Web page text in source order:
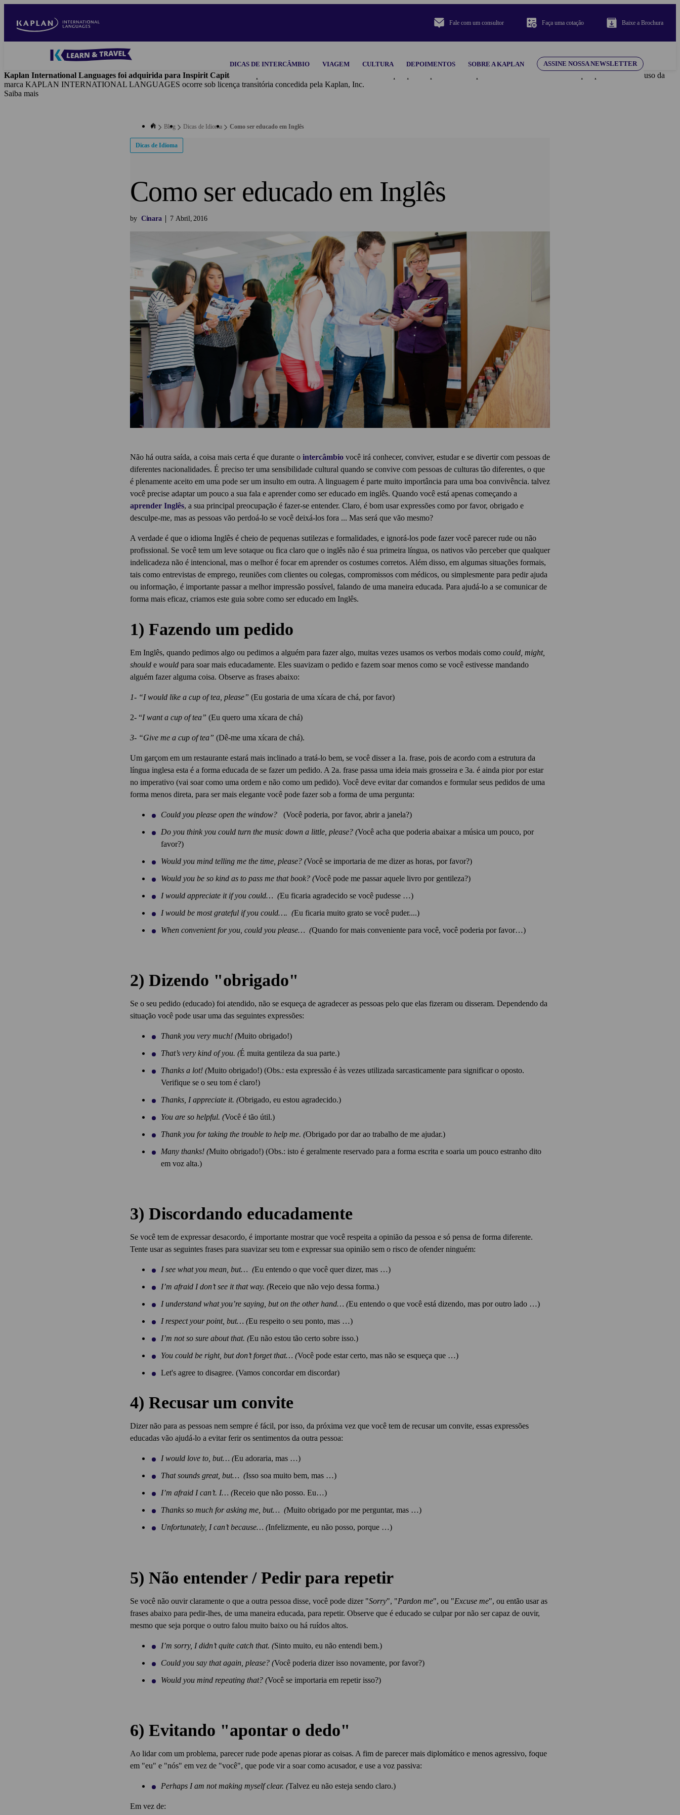
main
Fale com um consultor Faça uma cotação Baixe a Brochura
Blog
Main
navigation
DICAS DE INTERCÂMBIO VIAGEM CULTURA DEPOIMENTOS SOBRE A KAPLAN ASSINE NOSSA NEWSLETTER
Kaplan International Languages foi adquirida para Inspirit Capital.
A Kaplan Inc. e suas subsidiárias isentam-se de qualquer responsabilidade por todo o conteúdo e material aqui apresentados. O uso da
marca KAPLAN INTERNATIONAL LANGUAGES ocorre sob licença transitória concedida pela Kaplan, Inc.
Saiba mais
Blog Dicas de Idioma Como ser educado em Inglês
Dicas de Idioma
Como ser educado em Inglês
by Cinara 7 Abril 2016
Não há outra saída, a coisa mais certa é que durante o intercâmbio você irá conhecer, conviver, estudar e se divertir com pessoas de
diferentes nacionalidades. É preciso ter uma sensibilidade cultural quando se convive com pessoas de culturas tão diferentes, o que
é plenamente aceito em uma pode ser um insulto em outra. A linguagem é parte muito importância para uma boa convivência. talvez
você precise adaptar um pouco a sua fala e aprender como ser educado em inglês. Quando você está apenas começando a
aprender Inglês, a sua principal preocupação é fazer-se entender. Claro, é bom usar expressões como por favor, obrigado e
desculpe-me, mas as pessoas vão perdoá-lo se você deixá-los fora ... Mas será que vão mesmo?
A verdade é que o idioma Inglês é cheio de pequenas sutilezas e formalidades, e ignorá-los pode fazer você parecer rude ou não
profissional. Se você tem um leve sotaque ou fica claro que o inglês não é sua primeira língua, os nativos vão perceber que qualquer
indelicadeza não é intencional, mas o melhor é focar em aprender os costumes corretos. Além disso, em algumas situações formais,
tais como entrevistas de emprego, reuniões com clientes ou colegas, compromissos com médicos, ou simplesmente para pedir ajuda
ou informação, é importante passar a melhor impressão possível, falando de uma maneira educada. Para ajudá-lo a se comunicar de
forma mais eficaz, criamos este guia sobre como ser educado em Inglês.
1) Fazendo um pedido
Em Inglês, quando pedimos algo ou pedimos a alguém para fazer algo, muitas vezes usamos os verbos modais como could, might,
should e would para soar mais educadamente. Eles suavizam o pedido e fazem soar menos como se você estivesse mandando
alguém fazer alguma coisa. Observe as frases abaixo:
1- “I would like a cup of tea, please” (Eu gostaria de uma xícara de chá, por favor)
2- “I want a cup of tea” (Eu quero uma xícara de chá)
3- “Give me a cup of tea” (Dê-me uma xícara de chá).
Um garçom em um restaurante estará mais inclinado a tratá-lo bem, se você disser a 1a. frase, pois de acordo com a estrutura da
língua inglesa esta é a forma educada de se fazer um pedido. A 2a. frase passa uma ideia mais grosseira e 3a. é ainda pior por estar
no imperativo (vai soar como uma ordem e não como um pedido). Você deve evitar dar comandos e formular seus pedidos de uma
forma menos direta, para ser mais elegante você pode fazer sob a forma de uma pergunta:
Could you please open the window? (Você poderia, por favor, abrir a janela?)
Do you think you could turn the music down a little, please? (Você acha que poderia abaixar a música um pouco, por
favor?)
Would you mind telling me the time, please? (Você se importaria de me dizer as horas, por favor?)
Would you be so kind as to pass me that book? (Você pode me passar aquele livro por gentileza?)
I would appreciate it if you could… (Eu ficaria agradecido se você pudesse …)
I would be most grateful if you could…. (Eu ficaria muito grato se você puder....)
When convenient for you, could you please… (Quando for mais conveniente para você, você poderia por favor…)
2) Dizendo "obrigado"
Se o seu pedido (educado) foi atendido, não se esqueça de agradecer as pessoas pelo que elas fizeram ou disseram. Dependendo da
situação você pode usar uma das seguintes expressões:
Thank you very much! (Muito obrigado!)
That’s very kind of you. (É muita gentileza da sua parte.)
Thanks a lot! (Muito obrigado!) (Obs.: esta expressão é às vezes utilizada sarcasticamente para significar o oposto.
Verifique se o seu tom é claro!)
Thanks, I appreciate it. (Obrigado, eu estou agradecido.)
You are so helpful. (Você é tão útil.)
Thank you for taking the trouble to help me. (Obrigado por dar ao trabalho de me ajudar.)
Many thanks! (Muito obrigado!) (Obs.: isto é geralmente reservado para a forma escrita e soaria um pouco estranho dito
em voz alta.)
3) Discordando educadamente
Se você tem de expressar desacordo, é importante mostrar que você respeita a opinião da pessoa e só pensa de forma diferente.
Tente usar as seguintes frases para suavizar seu tom e expressar sua opinião sem o risco de ofender ninguém:
I see what you mean, but… (Eu entendo o que você quer dizer, mas …)
I’m afraid I don’t see it that way. (Receio que não vejo dessa forma.)
I understand what you’re saying, but on the other hand… (Eu entendo o que você está dizendo, mas por outro lado …)
I respect your point, but… (Eu respeito o seu ponto, mas …)
I’m not so sure about that. (Eu não estou tão certo sobre isso.)
You could be right, but don’t forget that… (Você pode estar certo, mas não se esqueça que …)
Let's agree to disagree. (Vamos concordar em discordar)
4) Recusar um convite
Dizer não para as pessoas nem sempre é fácil, por isso, da próxima vez que você tem de recusar um convite, essas expressões
educadas vão ajudá-lo a evitar ferir os sentimentos da outra pessoa:
I would love to, but… (Eu adoraria, mas …)
That sounds great, but… (Isso soa muito bem, mas …)
I’m afraid I can’t. I… (Receio que não posso. Eu…)
Thanks so much for asking me, but… (Muito obrigado por me perguntar, mas …)
Unfortunately, I can’t because… (Infelizmente, eu não posso, porque …)
5) Não entender / Pedir para repetir
Se você não ouvir claramente o que a outra pessoa disse, você pode dizer "Sorry", "Pardon me", ou "Excuse me", ou então usar as
frases abaixo para pedir-lhes, de uma maneira educada, para repetir. Observe que é educado se culpar por não ser capaz de ouvir,
mesmo que seja porque o outro falou muito baixo ou há ruídos altos.
I’m sorry, I didn’t quite catch that. (Sinto muito, eu não entendi bem.)
Could you say that again, please? (Você poderia dizer isso novamente, por favor?)
Would you mind repeating that? (Você se importaria em repetir isso?)
6) Evitando "apontar o dedo"
Ao lidar com um problema, parecer rude pode apenas piorar as coisas. A fim de parecer mais diplomático e menos agressivo, foque
em "eu" e "nós" em vez de "você", que pode vir a soar como acusador, e use a voz passiva:
Perhaps I am not making myself clear. (Talvez eu não esteja sendo claro.)
Em vez de: